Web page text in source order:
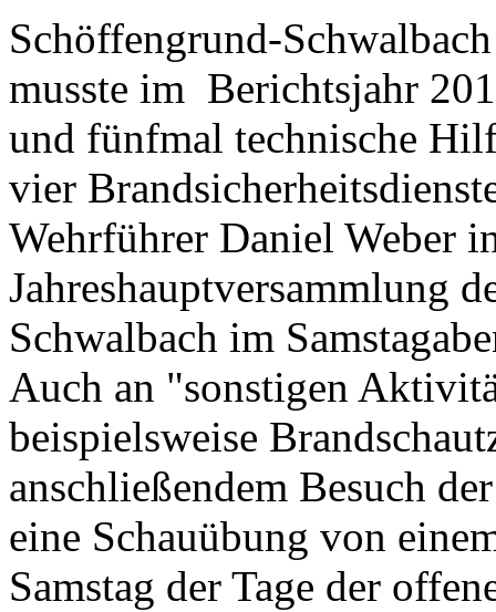
Schöffengrund-
musste im Berichtsjahr
und fünfmal technische
vier
Wehrführer Daniel Weber
Jahreshauptversammlung
Schwalbach im
Auch an "sonstigen
beispielsweise
anschließendem Besuch
eine Schauübung von
Samstag der Tage der